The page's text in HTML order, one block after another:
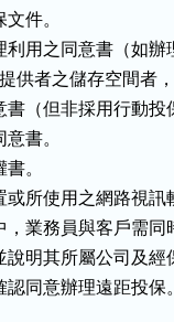
件。
利用之同意書（如
提供者之儲存空間者
（但非採用行動投
書。
。
或所使用之網路視
，業務員與客戶需
說明其所屬公司及
認同意辦理遠距投保。